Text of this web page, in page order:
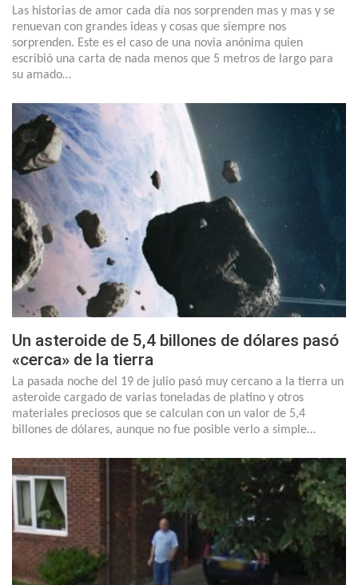
Las historias de amor cada día nos sorprenden mas y mas y se
renuevan con grandes ideas y cosas que siempre nos
sorprenden. Este es el caso de una novia anónima quien
escribió una carta de nada menos que 5 metros de largo para
su amado…
Un asteroide de 5,4 billones de dólares pasó
«cerca» de la tierra
La pasada noche del 19 de julio pasó muy cercano a la tierra un
asteroide cargado de varias toneladas de platino y otros
materiales preciosos que se calculan con un valor de 5,4
billones de dólares, aunque no fue posible verlo a simple…